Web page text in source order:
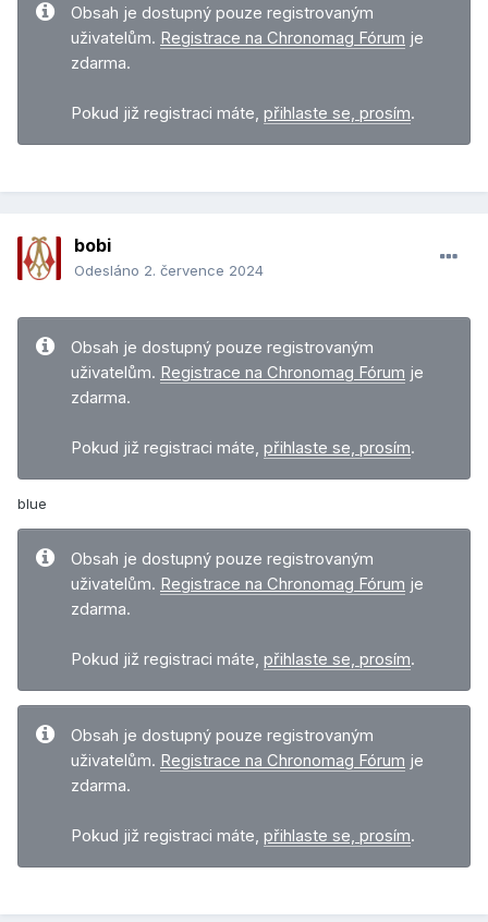
Obsah je dostupný pouze registrovaným
uživatelům. Registrace na Chronomag Fórum je
zdarma.
Pokud již registraci máte, přihlaste se, prosím.
bobi
Odesláno 2. července 2024
Obsah je dostupný pouze registrovaným
uživatelům. Registrace na Chronomag Fórum je
zdarma.
Pokud již registraci máte, přihlaste se, prosím.
blue
Obsah je dostupný pouze registrovaným
uživatelům. Registrace na Chronomag Fórum je
zdarma.
Pokud již registraci máte, přihlaste se, prosím.
Obsah je dostupný pouze registrovaným
uživatelům. Registrace na Chronomag Fórum je
zdarma.
Pokud již registraci máte, přihlaste se, prosím.